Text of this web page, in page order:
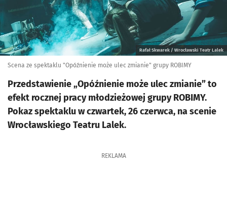
Rafał Skwarek / Wrocławski Teatr Lalek
Scena ze spektaklu "Opóźnienie może ulec zmianie" grupy ROBIMY
Przedstawienie „Opóźnienie może ulec zmianie” to
efekt rocznej pracy młodzieżowej grupy ROBIMY.
Pokaz spektaklu w czwartek, 26 czerwca, na scenie
Wrocławskiego Teatru Lalek.
REKLAMA